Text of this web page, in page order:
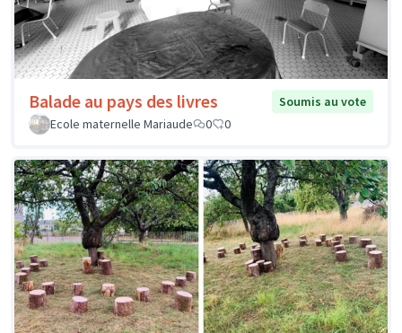
Balade au pays des livres
Soumis au vote
Ecole maternelle Mariaude
0 0